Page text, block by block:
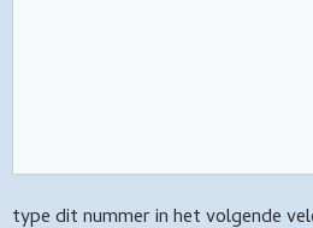
type dit nummer in het volgende